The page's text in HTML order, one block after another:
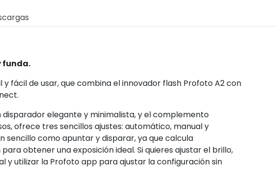
funda.
fácil de usar, que combina el innovador flash Profoto A2 con
disparador elegante y minimalista, y el complemento
ofrece tres sencillos ajustes: automático, manual y
sencillo como apuntar y disparar, ya que calcula
obtener una exposición ideal. Si quieres ajustar el brillo,
y utilizar la Profoto app para ajustar la configuración sin